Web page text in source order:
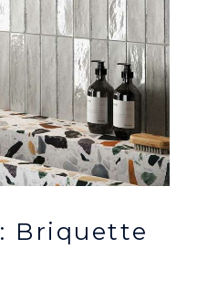
: Briquette